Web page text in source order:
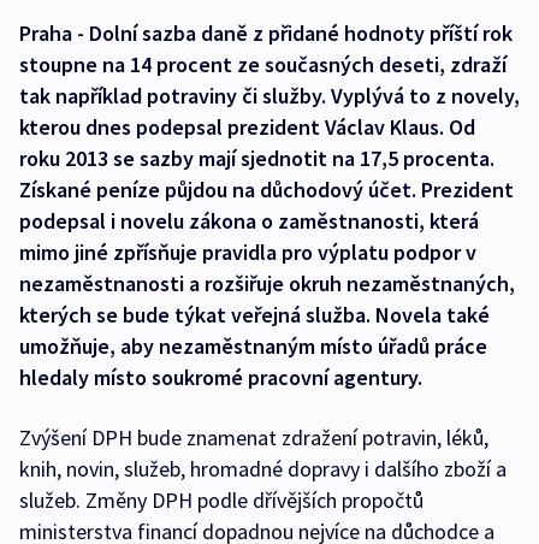
Praha - Dolní sazba daně z přidané hodnoty příští rok
stoupne na 14 procent ze současných deseti, zdraží
tak například potraviny či služby. Vyplývá to z novely,
kterou dnes podepsal prezident Václav Klaus. Od
roku 2013 se sazby mají sjednotit na 17,5 procenta.
Získané peníze půjdou na důchodový účet. Prezident
podepsal i novelu zákona o zaměstnanosti, která
mimo jiné zpřísňuje pravidla pro výplatu podpor v
nezaměstnanosti a rozšiřuje okruh nezaměstnaných,
kterých se bude týkat veřejná služba. Novela také
umožňuje, aby nezaměstnaným místo úřadů práce
hledaly místo soukromé pracovní agentury.
Zvýšení DPH bude znamenat zdražení potravin, léků,
knih, novin, služeb, hromadné dopravy i dalšího zboží a
služeb. Změny DPH podle dřívějších propočtů
ministerstva financí dopadnou nejvíce na důchodce a